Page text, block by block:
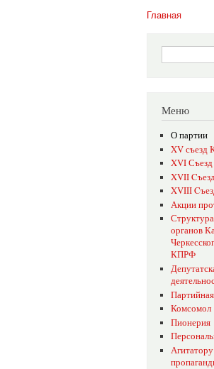
Главная
Форма
Меню
О партии
XV съезд
XVI
XVII
XVIII
Акции
органов
КПРФ
Комсомол
Пионерия